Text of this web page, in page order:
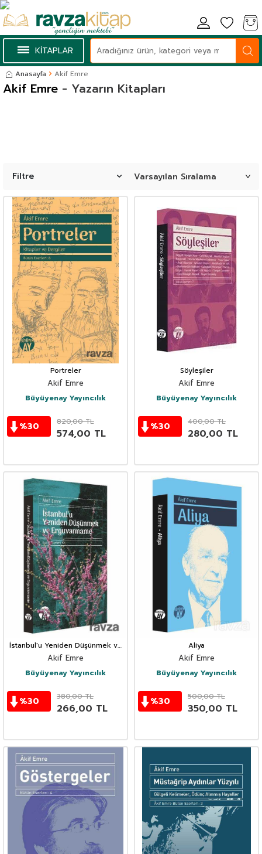
KİTAPLAR
Anasayfa Akif Emre
- Yazarın Kitapları
Akif Emre
Filtre
Portreler
Akif Emre
Büyüyenay Yayıncılık
%30 820,00TL
574,00 TL
Söyleşiler
Akif Emre
Büyüyenay Yayıncılık
%30 400,00TL
280,00 TL
İstanbul'u Yeniden Düşünmek ve
Erguvanname
Akif Emre
Büyüyenay Yayıncılık
%30 380,00TL
266,00 TL
Aliya
Akif Emre
Büyüyenay Yayıncılık
%30 500,00TL
350,00 TL